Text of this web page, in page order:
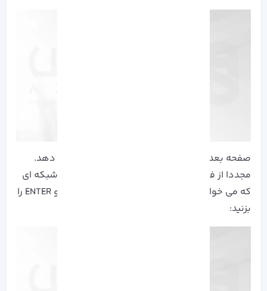
صفحه بعدی تمام شبکه های موجود را نشان می دهد.
مجددا از فلش های صفحه کلید خود برای انتخاب شبکه ای
که می خواهید به آن متصل شوید استفاده کنید و ENTER را
بزنید: